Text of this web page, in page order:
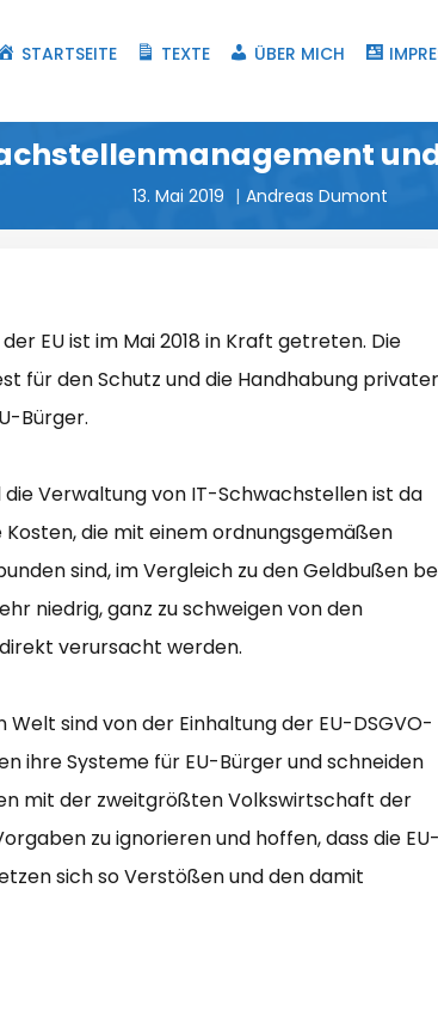
STARTSEITE TEXTE ÜBER MICH
und
13. Mai 2019 Andreas Dumont
EU ist im Mai 2018 in Kraft getreten. Die
für den Schutz und die Handhabung
Bürger.
Verwaltung von IT-Schwachstellen ist da
Kosten, die mit einem ordnungsgemäßen
sind, im Vergleich zu den Geldbußen
niedrig, ganz zu schweigen von den
verursacht werden.
sind von der Einhaltung der EU-DSGVO-
ihre Systeme für EU-Bürger und schneiden
mit der zweitgrößten Volkswirtschaft der
zu ignorieren und hoffen, dass die EU-
sich so Verstößen und den damit